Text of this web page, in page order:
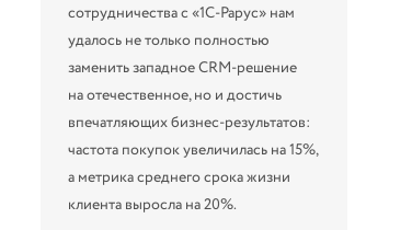
сотрудничества с «1С-Рарус» нам
удалось не только полностью
заменить западное CRM-решение
на отечественное, но и достичь
впечатляющих бизнес-результатов:
частота покупок увеличилась на 15%,
а метрика среднего срока жизни
клиента выросла на 20%.